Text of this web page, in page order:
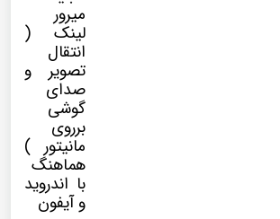
میرور
لینک (
انتقال
تصویر و
صدای
گوشی
برروی
مانیتور )
هماهنگ
با اندروید
و آیفون